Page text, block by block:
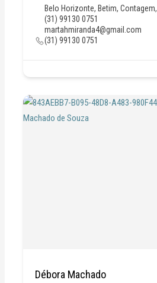
Belo Horizonte, Betim, Contagem,
(31) 99130 0751
martahmiranda4@gmail.com
(31) 99130 0751
Débora Machado